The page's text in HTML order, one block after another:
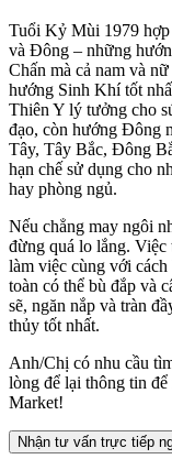
Tuổi Kỷ Mùi 1979
và Đông – những
Chấn mà cả nam và
hướng Sinh Khí tốt
Thiên Y lý tưởng cho
đạo, còn hướng Đông
Tây, Tây Bắc, Đông
hạn chế sử dụng cho
hay phòng ngủ.
Nếu chẳng may ngôi
đừng quá lo lắng.
làm việc cùng với
toàn có thể bù đắp và
sẽ, ngăn nắp và tràn
thủy tốt nhất.
Anh/Chị có nhu cầu
lòng để lại thông tin
Market!
Nhận tư vấn trực tiếp